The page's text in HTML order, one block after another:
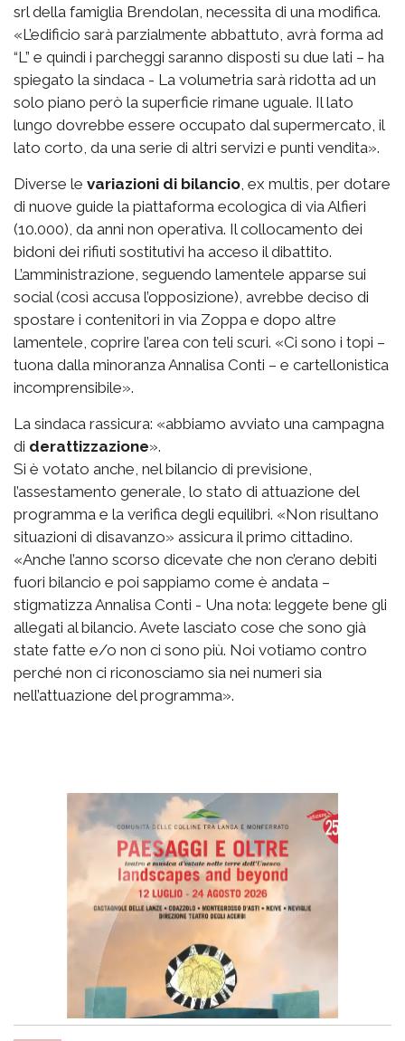
srl della famiglia Brendolan, necessita di una modifica.
«L’edificio sarà parzialmente abbattuto, avrà forma ad
“L” e quindi i parcheggi saranno disposti su due lati – ha
spiegato la sindaca - La volumetria sarà ridotta ad un
solo piano però la superficie rimane uguale. Il lato
lungo dovrebbe essere occupato dal supermercato, il
lato corto, da una serie di altri servizi e punti vendita».
Diverse le variazioni di bilancio, ex multis, per dotare
di nuove guide la piattaforma ecologica di via Alfieri
(10.000), da anni non operativa. Il collocamento dei
bidoni dei rifiuti sostitutivi ha acceso il dibattito.
L’amministrazione, seguendo lamentele apparse sui
social (così accusa l’opposizione), avrebbe deciso di
spostare i contenitori in via Zoppa e dopo altre
lamentele, coprire l’area con teli scuri. «Ci sono i topi –
tuona dalla minoranza Annalisa Conti – e cartellonistica
incomprensibile».
La sindaca rassicura: «abbiamo avviato una campagna
di derattizzazione».
Si è votato anche, nel bilancio di previsione,
l’assestamento generale, lo stato di attuazione del
programma e la verifica degli equilibri. «Non risultano
situazioni di disavanzo» assicura il primo cittadino.
«Anche l’anno scorso dicevate che non c’erano debiti
fuori bilancio e poi sappiamo come è andata –
stigmatizza Annalisa Conti - Una nota: leggete bene gli
allegati al bilancio. Avete lasciato cose che sono già
state fatte e/o non ci sono più. Noi votiamo contro
perché non ci riconosciamo sia nei numeri sia
nell’attuazione del programma».